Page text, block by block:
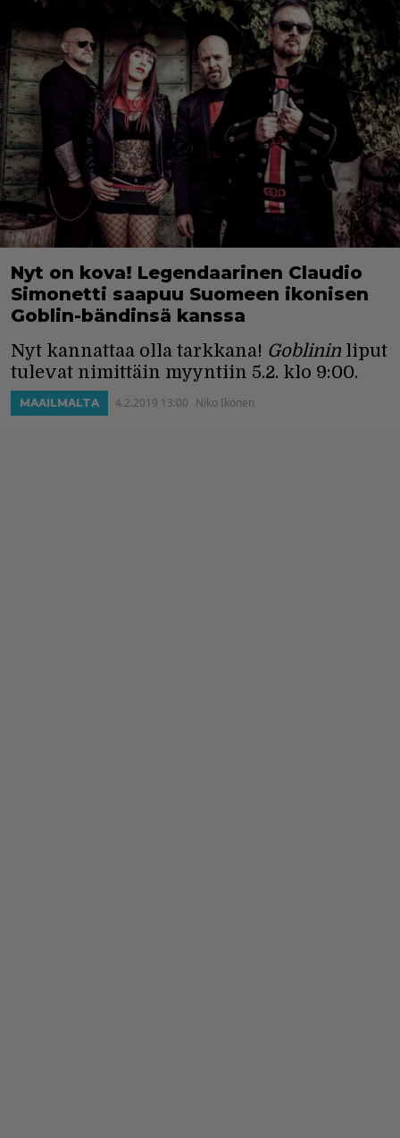
Nyt on kova! Legendaarinen Claudio
Simonetti saapuu Suomeen ikonisen
Goblin-bändinsä kanssa
Nyt kannattaa olla tarkkana! Goblinin liput
tulevat nimittäin myyntiin 5.2. klo 9:00.
MAAILMALTA 4.2.2019 13:00 Niko Ikonen